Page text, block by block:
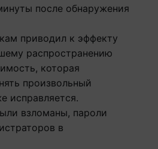
после обнаружения
приводил к эффекту
распространению
которая
произвольный
исправляется.
взломаны, пароли
в